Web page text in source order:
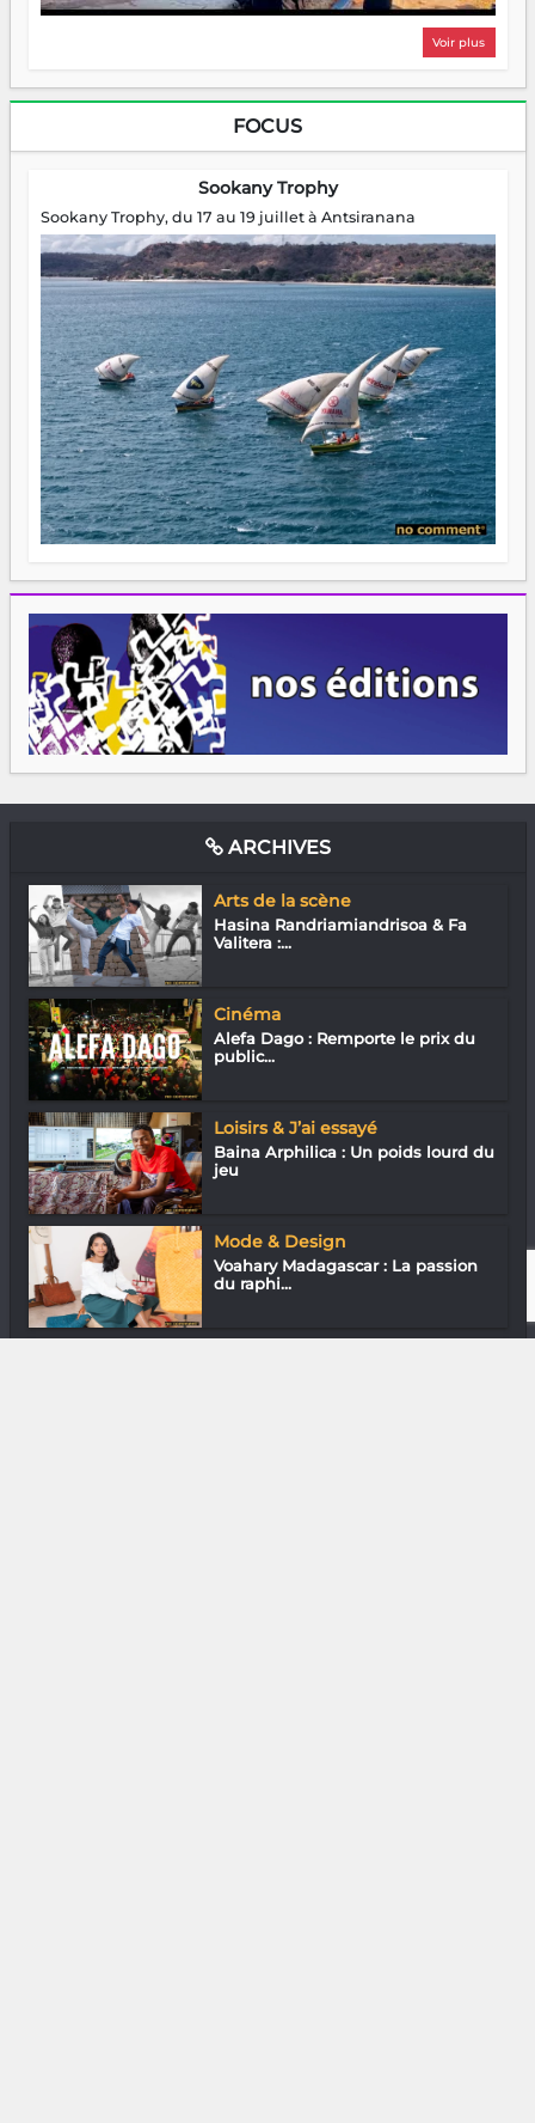
Voir plus
FOCUS
Sookany Trophy
Sookany Trophy, du 17 au 19 juillet à Antsiranana
ARCHIVES
Arts de la scène
Hasina Randriamiandrisoa & Fa
Valitera :...
Cinéma
Alefa Dago : Remporte le prix du
public...
Loisirs & J’ai essayé
Baina Arphilica : Un poids lourd du
jeu
Mode & Design
Voahary Madagascar : La passion
du raphi...